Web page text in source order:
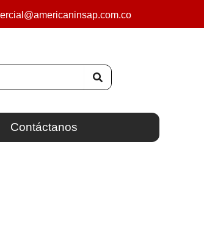
Contáctanos